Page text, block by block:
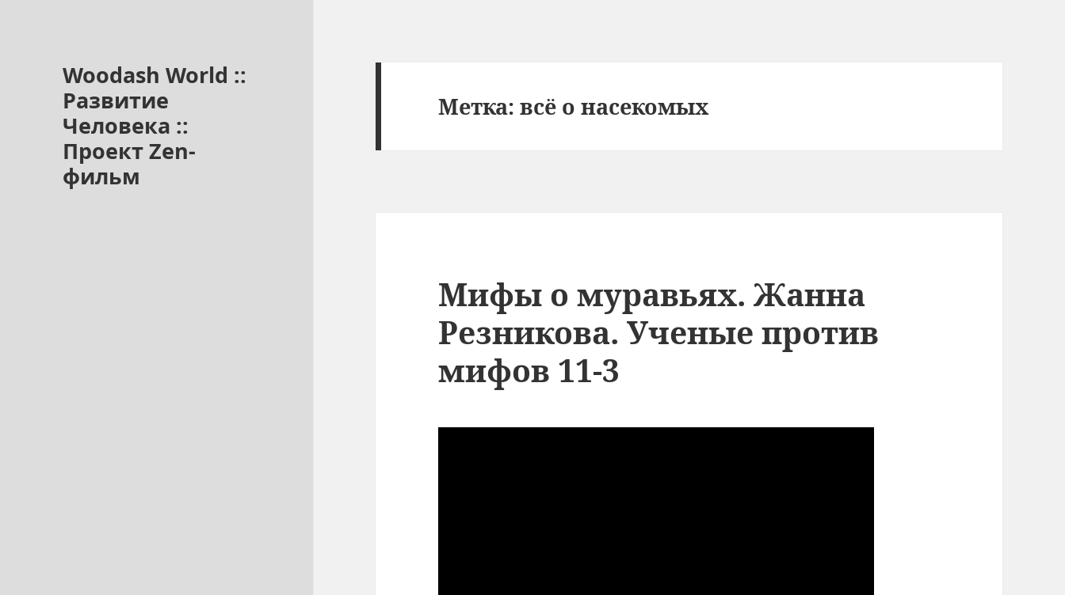
Woodash World ::
Развитие
Человека ::
Проект Zen-
фильм
Метка:всё о насекомых
Мифы о муравьях. Жанна
Резникова. Ученые против
мифов 11-3